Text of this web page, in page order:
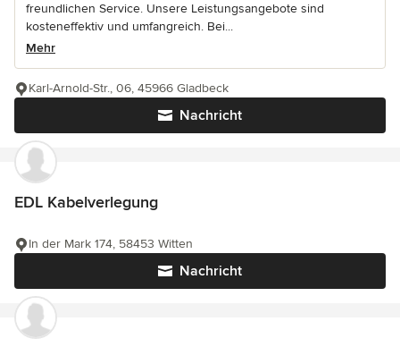
freundlichen Service. Unsere Leistungsangebote sind
kosteneffektiv und umfangreich. Bei...
Mehr
Nachricht
Karl-Arnold-Str., 06, 45966 Gladbeck
EDL Kabelverlegung
Nachricht
In der Mark 174, 58453 Witten